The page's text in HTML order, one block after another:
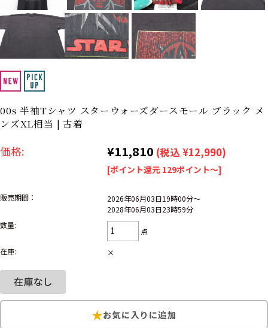
カーハート
アディダス ナイキ
ア行 カ行 サ行
タ行
スウェット
パンツ
00s 半袖Tシャツ スターウォーズダースモール ブラック メ
ンズXL相当 | 古着
価格: ¥11,810 (税込 ¥12,990)
[ポイント還元 129ポイント～]
販売期間：
2026年06月03日19時00分～
2028年06月03日23時59分
数量:
点
在庫:
×